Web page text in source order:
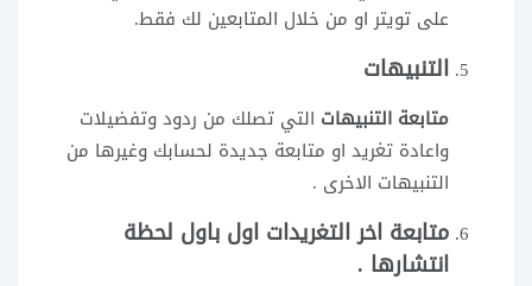
على تويتر او من خلال المتابعين لك فقط.
التنبيهات
متابعة التنبيهات التي تصلك من ردود وتفضيلات
واعادة تغريد او متابعة جديدة لحسابك وغيرها من
التنبيهات الاخرى .
متابعة اخر التغريدات اول باول لحظة
انتشارها .